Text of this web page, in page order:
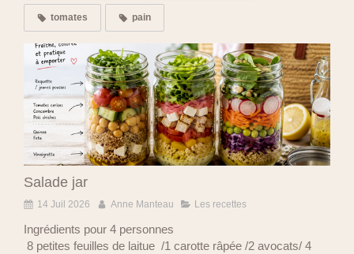
tomates pain
Salade jar
14 Juil 2026 Anne Manteau Les recettes
Ingrédients pour 4 personnes
8 petites feuilles de laitue /1 carotte râpée /2 avocats/ 4